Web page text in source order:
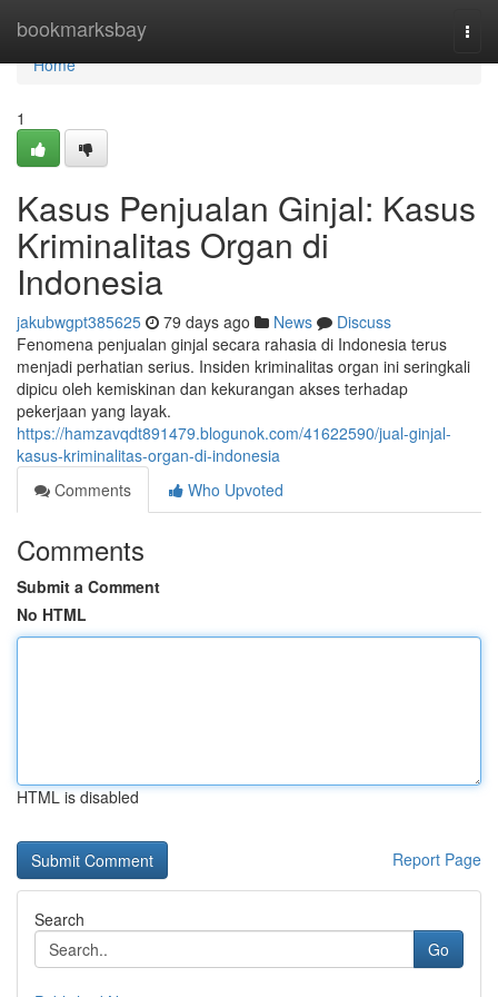
bookmarksbay
Home
Home
1
Kasus Penjualan Ginjal: Kasus
Kriminalitas Organ di
Indonesia
jakubwgpt385625 79 days ago News
Discuss
Fenomena penjualan ginjal secara rahasia di Indonesia terus
menjadi perhatian serius. Insiden kriminalitas organ ini seringkali
dipicu oleh kemiskinan dan kekurangan akses terhadap
pekerjaan yang layak.
https://hamzavqdt891479.blogunok.com/41622590/jual-ginjal-
kasus-kriminalitas-organ-di-indonesia
Comments
Who Upvoted
Comments
Submit a Comment
No HTML
HTML is disabled
Report Page
Search
Go